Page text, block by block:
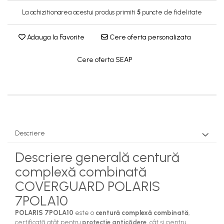
La achizitionarea acestui produs primiti 5 puncte de fidelitate
Adauga la Favorite Cere oferta personalizata
Cere oferta SEAP
Descriere
Descriere generală centură
complexă combinată
COVERGUARD POLARIS
7POLA10
POLARIS 7POLA10 este o centură complexă combinată
certificată atât pentru protecție anticădere , cât și pentru